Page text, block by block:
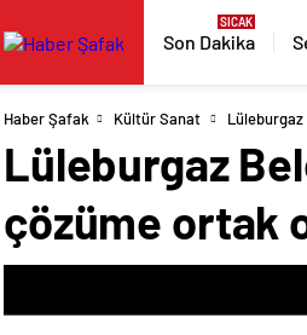
Son Dakika
Haber Şafak Kültür Sanat
Lüleburgaz
çözüme ortak